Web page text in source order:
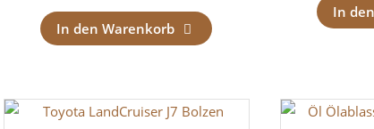
In den Warenkorb
In